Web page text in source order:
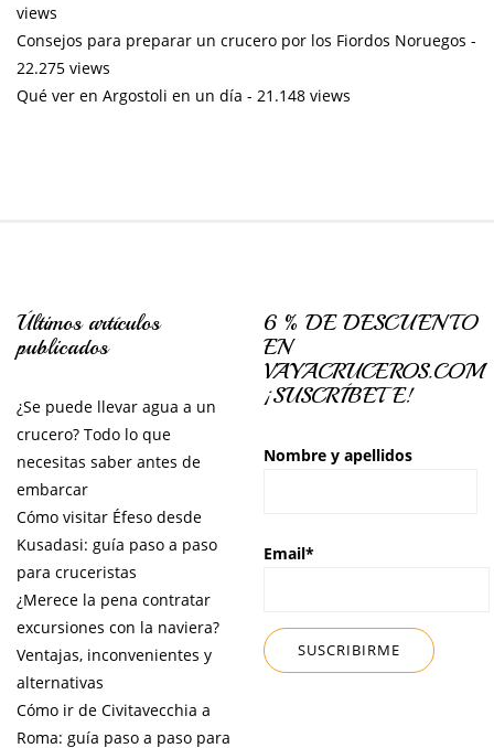
views
Consejos para preparar un crucero por los Fiordos Noruegos -
22.275 views
Qué ver en Argostoli en un día - 21.148 views
Últimos artículos
publicados
¿Se puede llevar agua a un
crucero? Todo lo que
necesitas saber antes de
embarcar
Cómo visitar Éfeso desde
Kusadasi: guía paso a paso
para cruceristas
¿Merece la pena contratar
excursiones con la naviera?
Ventajas, inconvenientes y
alternativas
Cómo ir de Civitavecchia a
Roma: guía paso a paso para
6 % DE DESCUENTO
EN
VAYACRUCEROS.COM
¡SUSCRÍBETE!
Nombre y apellidos
Email*